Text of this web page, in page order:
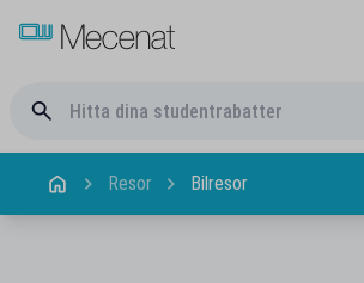
Resor Bilresor